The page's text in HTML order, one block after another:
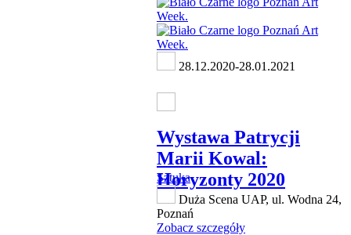
28.12.2020-28.01.2021
Wystawa Patrycji
Marii Kowal:
Horyzonty 2020
Sztuka
Duża Scena UAP, ul. Wodna 24,
Poznań
Zobacz szczegóły